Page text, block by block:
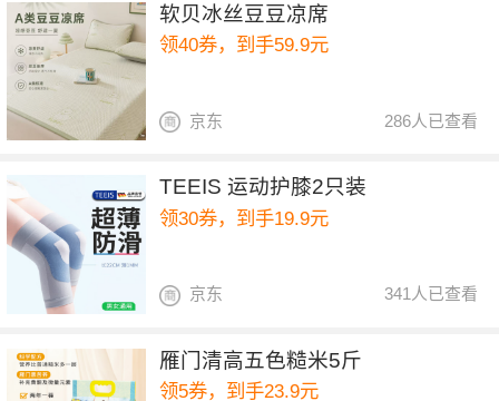
软贝冰丝豆豆凉席
领40券，到手59.9元
286人已查看
京东
TEEIS 运动护膝2只装
领30券，到手19.9元
341人已查看
京东
雁门清高五色糙米5斤
领5券，到手23.9元